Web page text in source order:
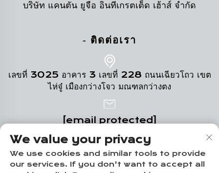
บริษัท แคนตัน ยูจือ อินทีเกรตเต็ด เฮ้าส์ จำกัด
- ติดต่อเรา
เลขที่ 3025 อาคาร 3 เลขที่ 228 ถนนเฉียวโถว เขต
ไห่จู๋ เมืองกว่างโจว มณฑลกว่างตง
[email protected]
+86-18102719517
We value your privacy
We use cookies and similar tools to provide
our services. If you don't want to accept all